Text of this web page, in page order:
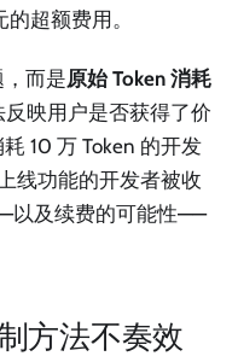
超额费用。
而是原始 Token 消耗
反映用户是否获得了价
10 万 Token 的开发
线功能的开发者被收
以及续费的可能性——
方法不奏效